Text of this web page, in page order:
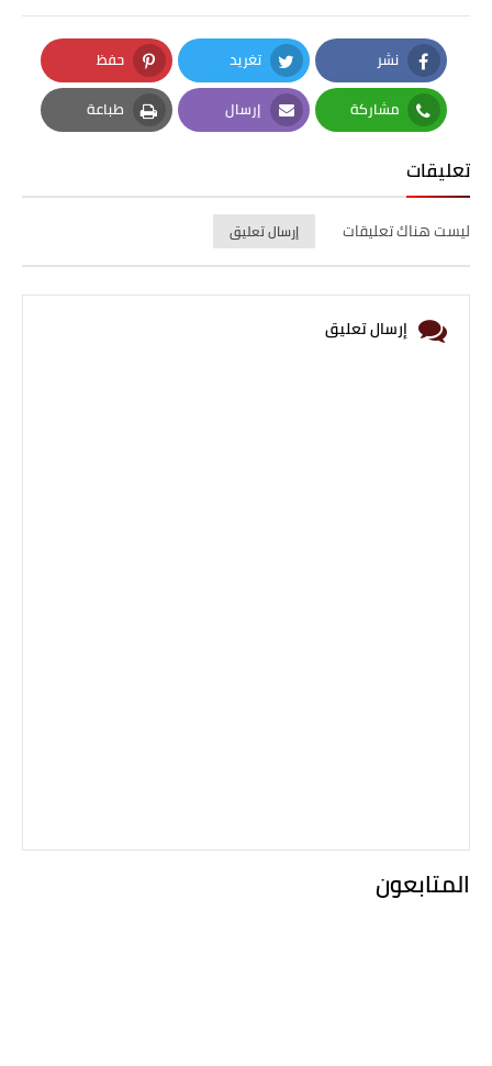
نشر
Facebook
تغريد
Twitter
حفظ
Pinterest
مشاركة
Whatsapp
إرسال
Email
طباعة
Print
تعليقات
ليست هناك تعليقات إرسال تعليق
إرسال تعليق
المتابعون